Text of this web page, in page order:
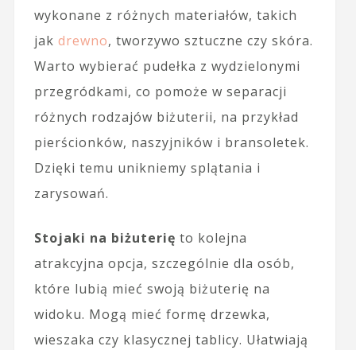
wykonane z różnych materiałów, takich
jak drewno, tworzywo sztuczne czy skóra.
Warto wybierać pudełka z wydzielonymi
przegródkami, co pomoże w separacji
różnych rodzajów biżuterii, na przykład
pierścionków, naszyjników i bransoletek.
Dzięki temu unikniemy splątania i
zarysowań.
Stojaki na biżuterię to kolejna
atrakcyjna opcja, szczególnie dla osób,
które lubią mieć swoją biżuterię na
widoku. Mogą mieć formę drzewka,
wieszaka czy klasycznej tablicy. Ułatwiają